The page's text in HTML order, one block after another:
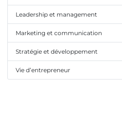
Leadership et management
Marketing et communication
Stratégie et développement
Vie d’entrepreneur